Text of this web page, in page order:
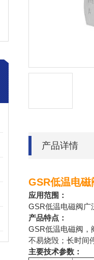
产品详情
GSR低温电
应用范围：
GSR低温电磁阀广
产品特点：
GSR低温电磁阀，
不易烧毁；长时间
主要技术参数：